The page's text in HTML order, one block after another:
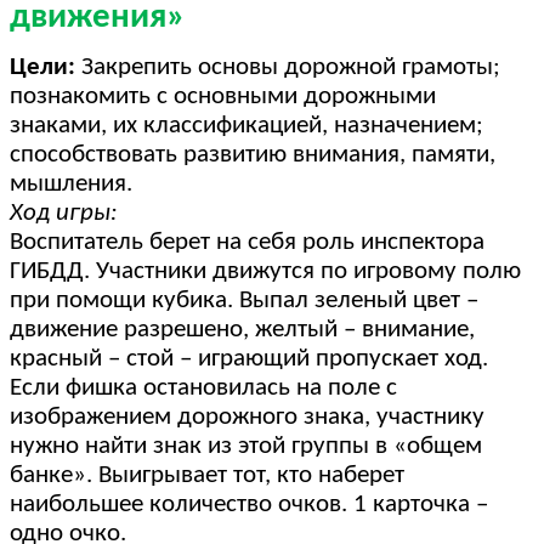
движения»
Цели: Закрепить основы дорожной грамоты;
познакомить с основными дорожными
знаками, их классификацией, назначением;
способствовать развитию внимания, памяти,
мышления.
Ход игры:
Воспитатель берет на себя роль инспектора
ГИБДД. Участники движутся по игровому полю
при помощи кубика. Выпал зеленый цвет –
движение разрешено, желтый – внимание,
красный – стой – играющий пропускает ход.
Если фишка остановилась на поле с
изображением дорожного знака, участнику
нужно найти знак из этой группы в «общем
банке». Выигрывает тот, кто наберет
наибольшее количество очков. 1 карточка –
одно очко.